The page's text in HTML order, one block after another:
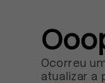
Ocorreu
atualizar a